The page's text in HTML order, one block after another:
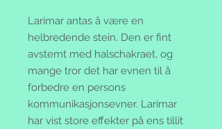
Larimar antas å være en
helbredende stein. Den er fint
avstemt med halschakraet, og
mange tror det har evnen til å
forbedre en persons
kommunikasjonsevner. Larimar
har vist store effekter på ens tillit